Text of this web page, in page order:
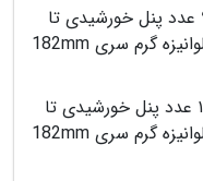
سازه دو ردیف تیپ سنگین مناسب ۹ عدد پنل خورشیدی تا
۶۲۵ وات از جنس فولاد با پوشش گالوانیزه گرم سری 182mm
سازه دو ردیف تیپ سنگین مناسب ۱۰ عدد پنل خورشیدی تا
۶۲۵ وات از جنس فولاد با پوشش گالوانیزه گرم سری 182mm